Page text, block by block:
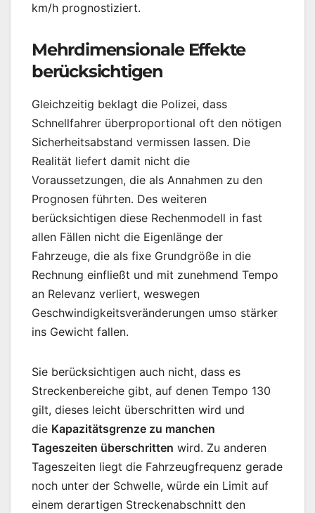
km/h prognostiziert.
Mehrdimensionale Effekte
berücksichtigen
Gleichzeitig beklagt die Polizei, dass
Schnellfahrer überproportional oft den nötigen
Sicherheitsabstand vermissen lassen. Die
Realität liefert damit nicht die
Voraussetzungen, die als Annahmen zu den
Prognosen führten. Des weiteren
berücksichtigen diese Rechenmodell in fast
allen Fällen nicht die Eigenlänge der
Fahrzeuge, die als fixe Grundgröße in die
Rechnung einfließt und mit zunehmend Tempo
an Relevanz verliert, weswegen
Geschwindigkeitsveränderungen umso stärker
ins Gewicht fallen.
Sie berücksichtigen auch nicht, dass es
Streckenbereiche gibt, auf denen Tempo 130
gilt, dieses leicht überschritten wird und
die Kapazitätsgrenze zu manchen
Tageszeiten überschritten wird. Zu anderen
Tageszeiten liegt die Fahrzeugfrequenz gerade
noch unter der Schwelle, würde ein Limit auf
einem derartigen Streckenabschnitt den